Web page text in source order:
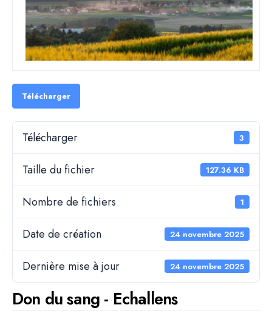
Télécharger
Télécharger 3
Taille du fichier 127.36 KB
Nombre de fichiers 1
Date de création 24 novembre 2025
Dernière mise à jour 24 novembre 2025
Don du sang - Echallens